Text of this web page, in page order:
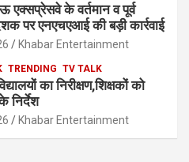
के वर्तमान व पूर्व
पर एनएचएआई की बड़ी कार्रवाई
Khabar Entertainment
TRENDING TV TALK
का निरीक्षण,शिक्षकों को
निर्देश
Khabar Entertainment